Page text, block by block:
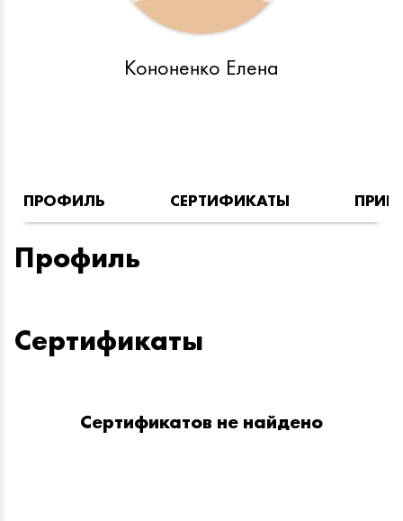
Кононенко Елена
ПРОФИЛЬ СЕРТИФИКАТЫ
Профиль
Сертификаты
Сертификатов не найдено